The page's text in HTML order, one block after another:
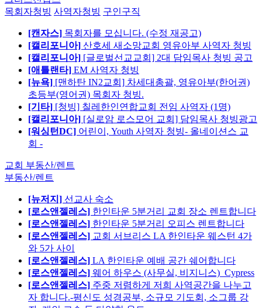
목회자청빙 사역자청빙 구인구직
[캔자스] 목회자를 모십니다. (수정 재공고)
[캘리포니아] 산호세 새소망교회 영유아부 사역자 청빙
[캘리포니아] [글로벌선교교회] 2대 담임목사 청빙 공고
[애틀랜타] EM 사역자 청빙
[뉴욕] [맨하탄 IN2교회] 차세대총괄, 영유아부(한어권)
초등부(영어권) 목회자 청빙.
[기타] [청빙] 칠레한인연합교회 전임 사역자 (1명)
[캘리포니아] [실로암 로스모어 교회] 담임목사 청빙광고
[워싱턴DC] 어린이, Youth 사역자 청빙- 올네이션스 교
회 -
교회 부동산/렌트
부동산/렌트
[뉴저지] 선교사 숙소
[로스앤젤레스] 한인타운 5분거리 교회 장소 렌트합니다
[로스앤젤레스] 한인타운 5분거리 오피스 렌트합니다
[로스앤젤레스] 교회 서브리스 LA 한인타운 웨스턴 4가
와 5가 사이
[로스앤젤레스] LA 한인타운 예배 공간 쉐어합니다
[로스앤젤레스] 웨어 하우스 (사무실, 비지니스)_Cypress
[로스앤젤레스] 주중 저렴하게 저희 사역공간을 나누고
자 합니다.-평신도 성경공부, 소규모 기도회, 소그룹 강